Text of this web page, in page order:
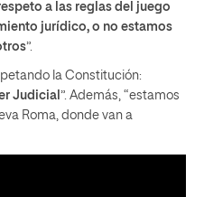
a las reglas del juego
jurídico, o no estamos
”.
la Constitución:
Judicial ”. Además, “estamos
Roma, donde van a